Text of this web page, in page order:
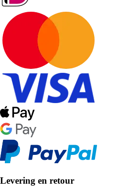
Levering en retour